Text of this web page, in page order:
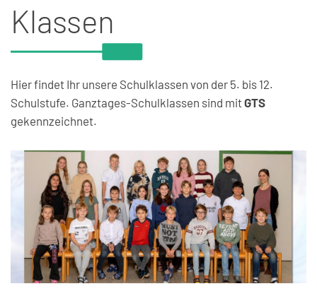
Klassen
Hier findet Ihr unsere Schulklassen von der 5. bis 12.
Schulstufe. Ganztages-Schulklassen sind mitGTS
gekennzeichnet.